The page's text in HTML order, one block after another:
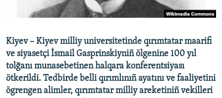
QOŞULIÑIZ!
RFE/RS bütün saytları
Kiyev – Kiyev milliy universitetinde qırımtatar maarifi
ve siyasetçi İsmail Gasprinskiyniñ ölgenine 100 yıl
tolğanı munasebetinen halqara konferentsiyası
ötkerildi. Tedbirde belli qırımlınıñ ayatını ve faaliyetini
ögrengen alimler, qırımtatar milliy areketiniñ vekilleri